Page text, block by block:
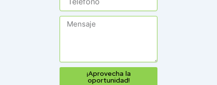
¡Aprovecha la
oportunidad!